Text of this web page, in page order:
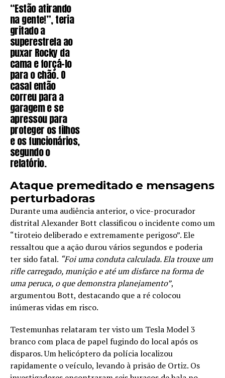
“Estão atirando
na gente!”, teria
gritado a
superestrela ao
puxar Rocky da
cama e forçá-lo
para o chão. O
casal então
correu para a
garagem e se
apressou para
proteger os filhos
e os funcionários,
segundo o
relatório.
Ataque premeditado e mensagens
perturbadoras
Durante uma audiência anterior, o vice-procurador
distrital Alexander Bott classificou o incidente como um
“tiroteio deliberado e extremamente perigoso”. Ele
ressaltou que a ação durou vários segundos e poderia
ter sido fatal. “Foi uma conduta calculada. Ela trouxe um
rifle carregado, munição e até um disfarce na forma de
uma peruca, o que demonstra planejamento”,
argumentou Bott, destacando que a ré colocou
inúmeras vidas em risco.
Testemunhas relataram ter visto um Tesla Model 3
branco com placa de papel fugindo do local após os
disparos. Um helicóptero da polícia localizou
rapidamente o veículo, levando à prisão de Ortiz. Os